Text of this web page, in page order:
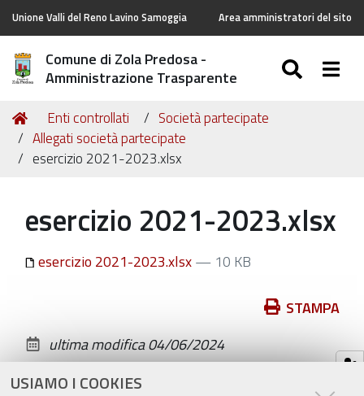
USIAMO I COOKIES
Unione Valli del Reno Lavino Samoggia Area amministratori del sito
Comune di Zola Predosa -
Amministrazione Trasparente
Tu
sei
qui:
Home
Enti controllati
Società partecipate
Allegati società partecipate
esercizio 2021-2023.xlsx
esercizio 2021-2023.xlsx
esercizio 2021-2023.xlsx— 10 KB
documento
STAMPA
ultima modifica04/06/2024